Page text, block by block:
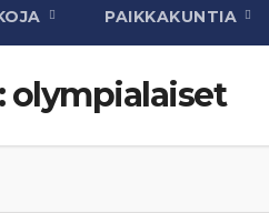
PAIKKAKUNTIA
olympialaiset